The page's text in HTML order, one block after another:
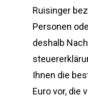
Ruisinger
Personen
deshalb
Ihnen die
Euro vor, die